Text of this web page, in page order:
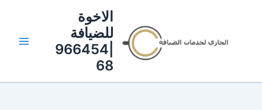
الاخوة
للضيافة
|966454
68